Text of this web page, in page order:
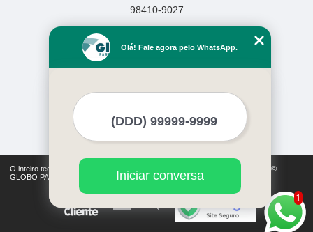
98410-9027
Empresa
Missão
Mapa do site
O inteiro teor deste site está sujeito à proteção de direitos autorais. Copyright©
GLOBO PANFLETAGEM (Lei 9610 de 19/02/1998)
1
Olá! Fale agora pelo WhatsApp.
Iniciar conversa